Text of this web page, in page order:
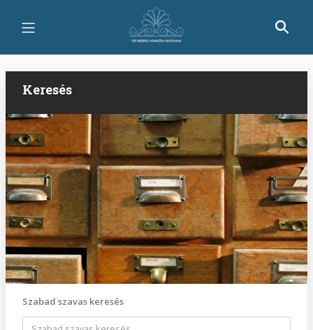
tartalomra
Keresés
Szabad szavas keresés